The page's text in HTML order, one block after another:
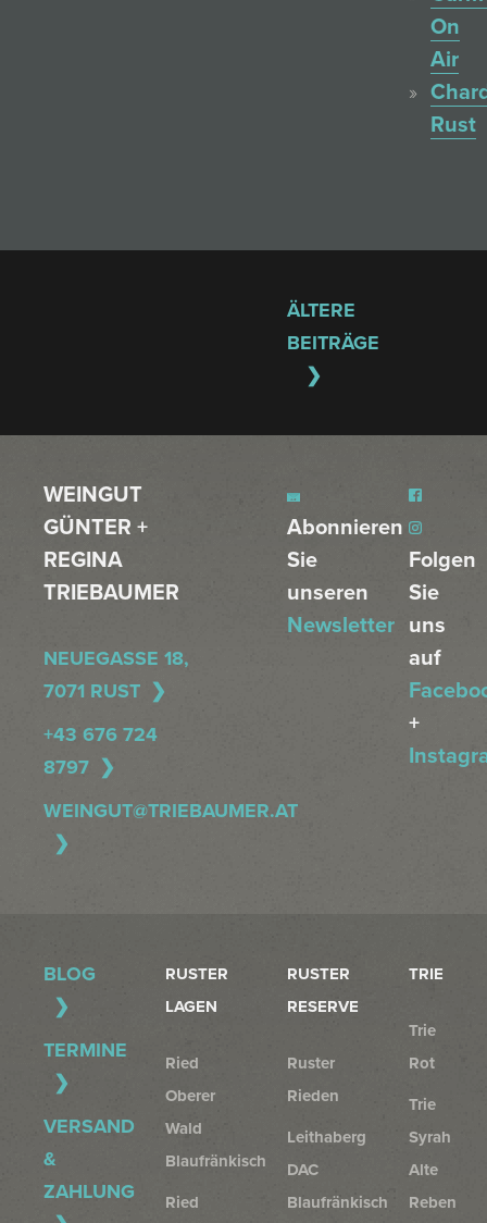
On
Air
Rust
ÄLTERE
BEITRÄGE
WEINGUT
GÜNTER +
REGINA
TRIEBAUMER
NEUEGASSE 18,
7071 RUST
+43 676 724
8797
WEINGUT@TRIEBAUMER.AT
Abonnieren
Sie
unseren
Newsletter
Folgen
Sie
uns
auf
+
BLOG
TERMINE
VERSAND
&
ZAHLUNG
RUSTER
LAGEN
Ried
Oberer
Wald
Blaufränkisch
Ried
RUSTER
RESERVE
Ruster
Rieden
Leithaberg
DAC
Blaufränkisch
TRIE
Trie
Rot
Trie
Syrah
Alte
Reben